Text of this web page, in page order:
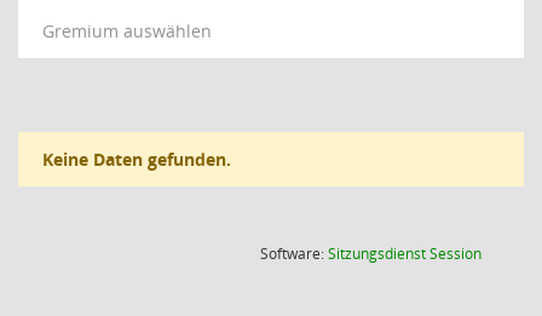
Gremium auswählen
Keine Daten gefunden.
Software:SitzungsdienstSession(Wird in